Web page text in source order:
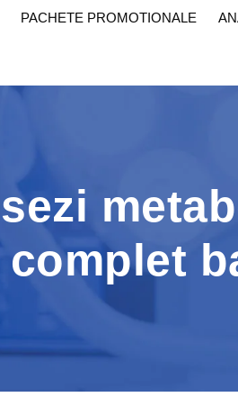
PACHETE PROMOTIONALE